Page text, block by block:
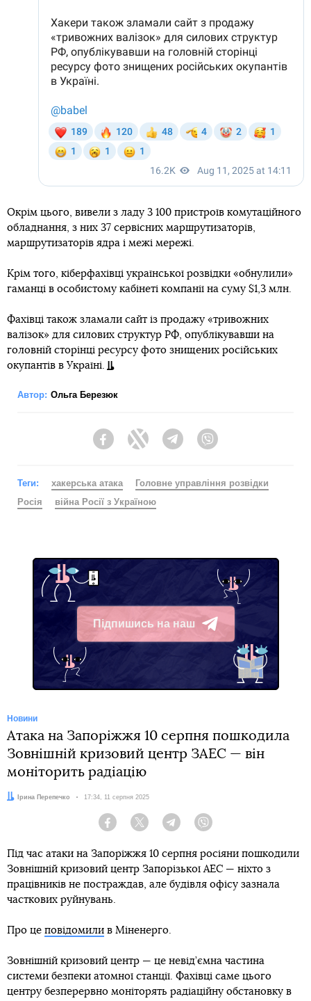
Окрім цього, вивели з ладу 3 100 пристроїв комутаційного
обладнання, з них 37 сервісних маршрутизаторів,
маршрутизаторів ядра і межі мережі.
Крім того, кіберфахівці української розвідки «обнулили»
гаманці в особистому кабінеті компанії на суму $1,3 млн.
Фахівці також зламали сайт із продажу «тривожних
валізок» для силових структур РФ, опублікувавши на
головній сторінці ресурсу фото знищених російських
окупантів в Україні.
Автор: Ольга Березюк
FacebookTwitter Telegram
Теги: хакерська атака
Головне управління розвідки
Росія
війна Росії з Україною
Підпишись на наш
Telegram
Новини
Атака на Запоріжжя 10 серпня пошкодила
Зовнішній кризовий центр ЗАЕС — він
моніторить радіацію
Автор:Ірина Перепечко Дата:
17:34, 11 серпня 2025
Facebook Twitter Telegram
Під час атаки на Запоріжжя 10 серпня росіяни пошкодили
Зовнішній кризовий центр Запорізької АЕС — ніхто з
працівників не постраждав, але будівля офісу зазнала
часткових руйнувань.
Про це повідомили в Міненерго.
Зовнішній кризовий центр — це невід’ємна частина
системи безпеки атомної станції. Фахівці саме цього
центру безперервно моніторять радіаційну обстановку в